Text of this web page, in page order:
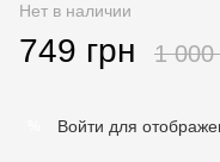
Нет в наличии
749 грн 1 000
Войти для